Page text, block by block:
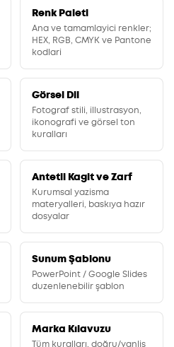
Renk Paleti
Ana ve tamamlayici renkler;
HEX, RGB, CMYK ve Pantone
kodlari
Görsel Dil
Fotograf stili, illustrasyon,
ikonografi ve görsel ton
kuralları
Antetli Kagit ve Zarf
Kurumsal yazisma
materyalleri, baskıya hazır
dosyalar
Sunum Şablonu
PowerPoint / Google Slides
duzenlenebilir şablon
Marka Kılavuzu
Tüm kuralları, doğru/yanlis